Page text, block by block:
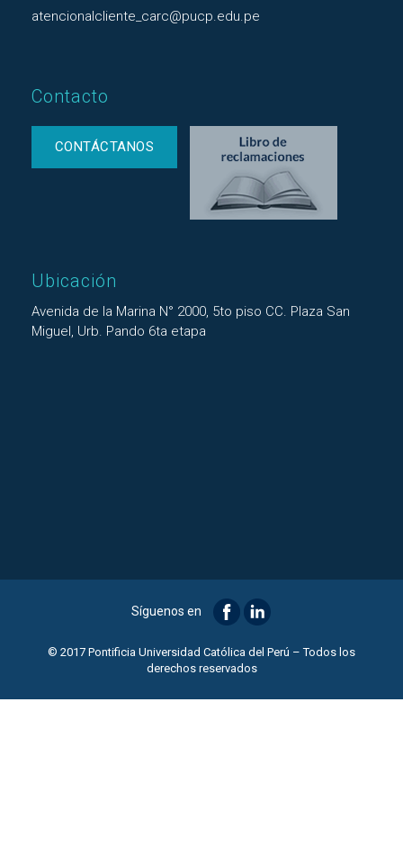
atencionalcliente_carc@pucp.edu.pe
Contacto
CONTÁCTANOS
Ubicación
Avenida de la Marina N° 2000, 5to piso CC. Plaza San
Miguel, Urb. Pando 6ta etapa
Síguenos en
© 2017 Pontificia Universidad Católica del Perú – Todos los
derechos reservados